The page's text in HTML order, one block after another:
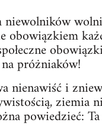
próżniaków!
nienawiść i
ziemia
powiedzieć: